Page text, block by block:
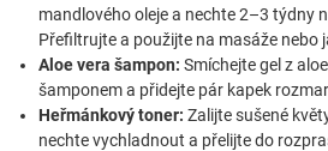
mandlového oleje a nechte 2–3 týdny
Přefiltrujte a použijte na masáže nebo
Aloe vera šampon: Smíchejte gel z
šamponem a přidejte pár kapek
Heřmánkový toner: Zalijte sušené
nechte vychladnout a přelijte do